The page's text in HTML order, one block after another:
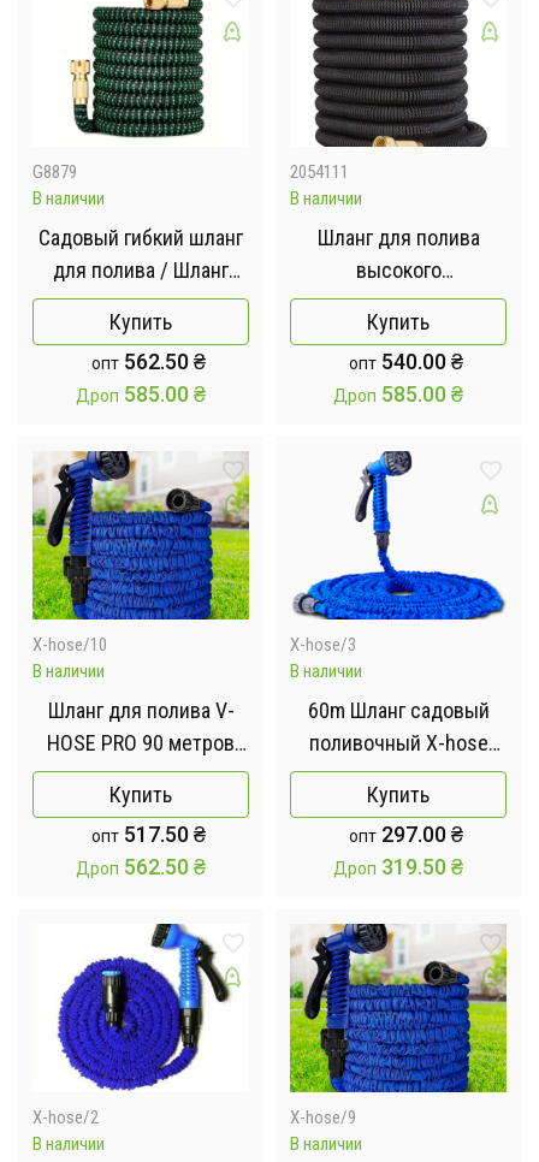
для садовых
удобрений / Комплект
для измерен
G8879
В наличии
Садовый гибкий шланг
для полива / Шланг
высокого давления для
полива газона и
садовых растений
Зеленый 45 метров
Купить
опт 562.50₴
Дроп 585.00₴
2054111
В наличии
Шланг для полива
высокого
давления,садовой
гибкий AND1285 (45
метров)
Купить
опт 540.00₴
Дроп 585.00₴
X-hose/10
В наличии
Шланг для полива V-
HOSE PRO 90 метров
поливочный
растягивающийся с
распылителем
Купить
опт 517.50₴
Дроп 562.50₴
X-hose/3
В наличии
60m Шланг садовый
поливочный X-hose
растягивающийся
Купить
опт 297.00₴
Дроп 319.50₴
X-hose/2
В наличии
X-hose/9
В наличии